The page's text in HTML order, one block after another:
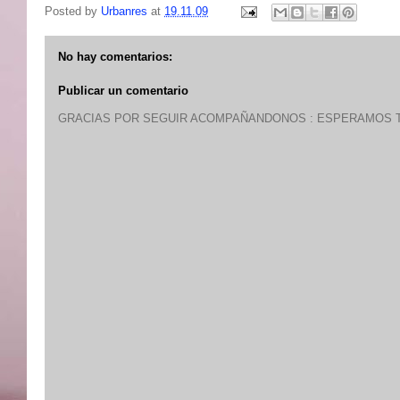
Posted by Urbanres at 19.11.09
No hay comentarios:
Publicar un comentario
GRACIAS POR SEGUIR ACOMPAÑANDONOS : ESPERAMOS